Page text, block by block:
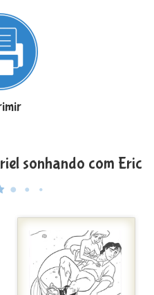
sonhando com Eric